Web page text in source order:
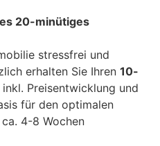
20-minütiges
stressfrei und
erhalten Sie Ihren 10-
inkl. Preisentwicklung und
für den optimalen
4-8 Wochen